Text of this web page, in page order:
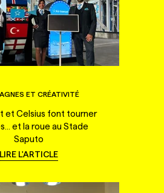
ET CRÉATIVITÉ
et Celsius font tourner
et la roue au Stade
Saputo
LIRE L'ARTICLE